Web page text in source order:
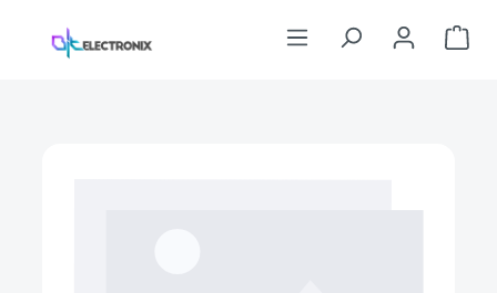
Zum Hauptinhalt springen